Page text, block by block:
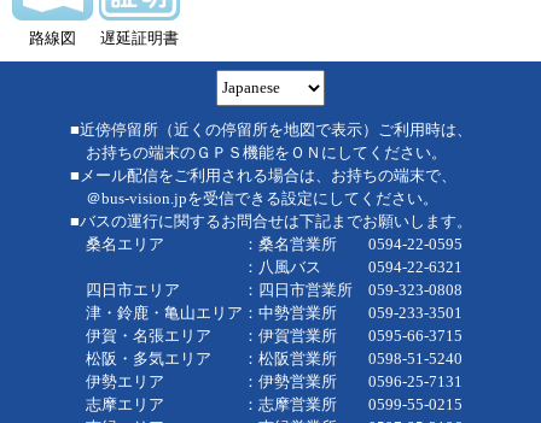
路線図 遅延証明書
■近傍停留所（近くの停留所を地図で表示）ご利用時は、
お持ちの端末のＧＰＳ機能をＯＮにしてください。
■メール配信をご利用される場合は、お持ちの端末で、
＠bus-vision.jpを受信できる設定にしてください。
■バスの運行に関するお問合せは下記までお願いします。
桑名エリア ：桑名営業所 0594-22-0595
：八風バス 0594-22-6321
四日市エリア ：四日市営業所 059-323-0808
津・鈴鹿・亀山エリア：中勢営業所 059-233-3501
伊賀・名張エリア ：伊賀営業所 0595-66-3715
松阪・多気エリア ：松阪営業所 0598-51-5240
伊勢エリア ：伊勢営業所 0596-25-7131
志摩エリア ：志摩営業所 0599-55-0215